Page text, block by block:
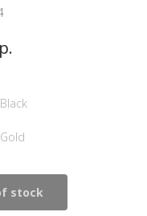
р.
Black
Gold
stock